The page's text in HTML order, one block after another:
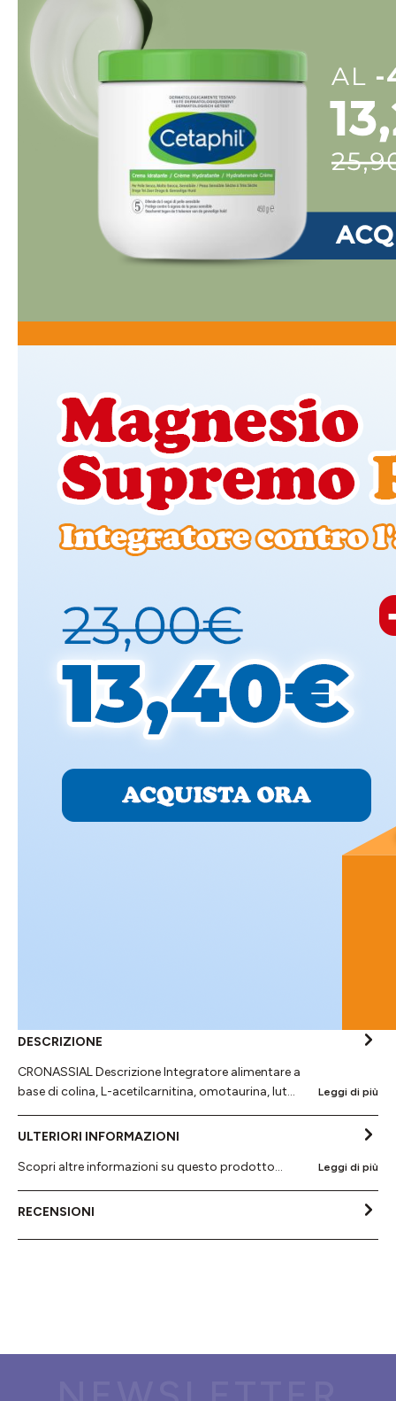
DESCRIZIONE
CRONASSIAL Descrizione Integratore alimentare a
base di colina, L-acetilcarnitina, omotaurina, lut…
Leggi di più
ULTERIORI INFORMAZIONI
Scopri altre informazioni su questo prodotto...
Leggi di più
RECENSIONI